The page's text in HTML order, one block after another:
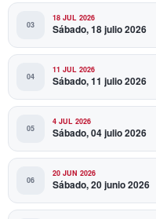
18 JUL 2026
Sábado, 18 julio 2026
11 JUL 2026
Sábado, 11 julio 2026
4 JUL 2026
Sábado, 04 julio 2026
20 JUN 2026
Sábado, 20 junio 2026